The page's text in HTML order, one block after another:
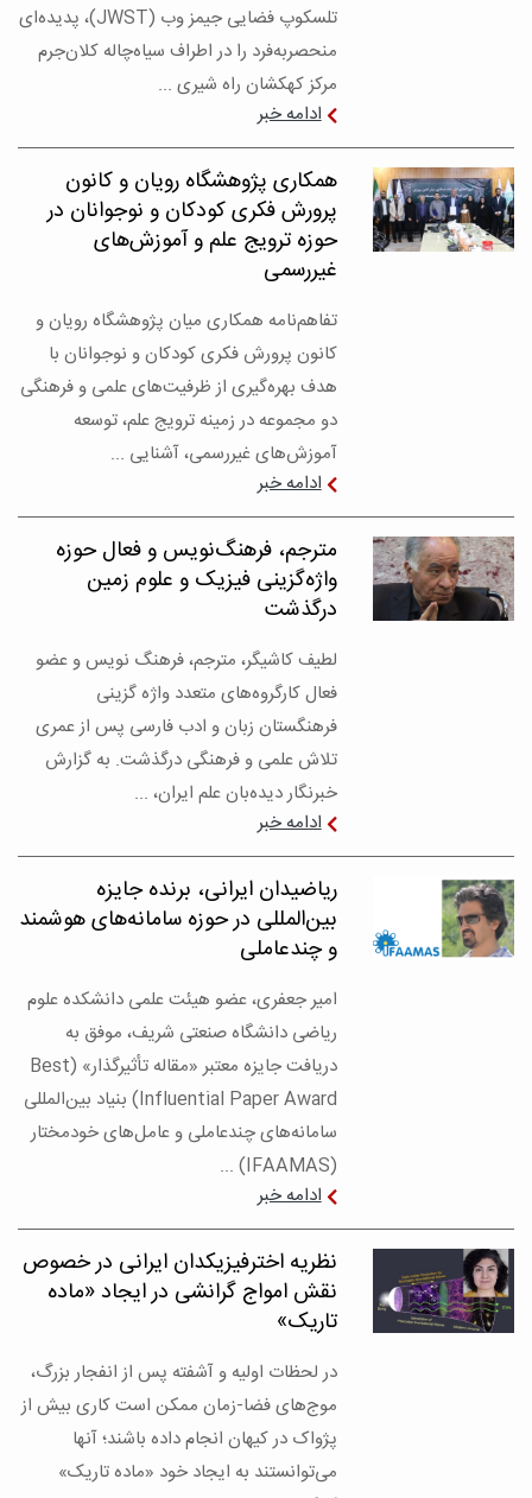
تلسکوپ فضایی جیمز وب (JWST)، پدیده‌ای
منحصربه‌فرد را در اطراف سیاه‌چاله کلان‌جرم
مرکز کهکشان راه شیری ...
ادامه خبر
همکاری پژوهشگاه رویان و کانون
پرورش فکری کودکان و نوجوانان در
حوزه ترویج علم و آموزش‌های
غیررسمی
تفاهم‌نامه همکاری میان پژوهشگاه رویان و
کانون پرورش فکری کودکان و نوجوانان با
هدف بهره‌گیری از ظرفیت‌های علمی و فرهنگی
دو مجموعه در زمینه ترویج علم، توسعه
آموزش‌های غیررسمی، آشنایی ...
ادامه خبر
مترجم، فرهنگ‌نویس و فعال حوزه
واژه‌گزینی فیزیک و علوم زمین
درگذشت
لطیف کاشیگر، مترجم، فرهنگ نویس و عضو
فعال کارگروه‌های متعدد واژه گزینی
فرهنگستان زبان و ادب فارسی پس از عمری
تلاش علمی و فرهنگی درگذشت. به گزارش
خبرنگار دیده‌بان علم ایران، ...
ادامه خبر
ریاضیدان ایرانی، برنده جایزه
بین‌المللی در حوزه سامانه‌های هوشمند
و چندعاملی
امیر جعفری، عضو هیئت علمی دانشکده علوم
ریاضی دانشگاه صنعتی شریف، موفق به
دریافت جایزه معتبر «مقاله تأثیرگذار» (Best
Influential Paper Award) بنیاد بین‌المللی
سامانه‌های چندعاملی و عامل‌های خودمختار
(IFAAMAS) ...
ادامه خبر
نظریه اخترفیزیکدان ایرانی در خصوص
نقش امواج گرانشی در ایجاد «ماده
تاریک»
در لحظات اولیه و آشفته پس از انفجار بزرگ،
موج‌های فضا-زمان ممکن است کاری بیش از
پژواک در کیهان انجام داده باشند؛ آنها
می‌توانستند به ایجاد خود «ماده تاریک»